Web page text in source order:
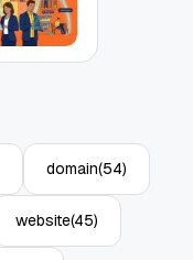
domain(54)
website(45)